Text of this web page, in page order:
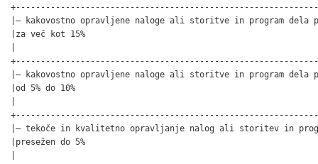
|– kakovostno opravljene naloge ali storitve in program dela
|za več kot 15%
|– kakovostno opravljene naloge ali storitve in program dela
|od 5% do 10%
|– tekoče in kvalitetno opravljanje nalog ali storitev in
|presežen do 5%